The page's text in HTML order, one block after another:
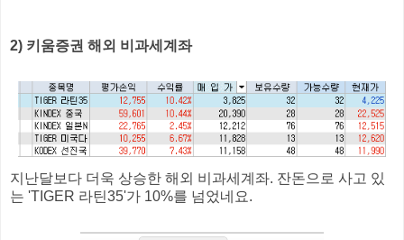
2) 키움증권 해외 비과세계좌
지난달보다 더욱 상승한 해외 비과세계좌. 잔돈으로 사고 있
는 'TIGER 라틴35'가 10%를 넘었네요.